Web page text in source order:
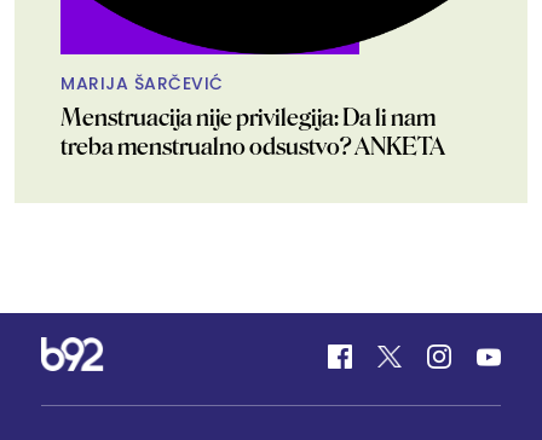
MARIJA ŠARČEVIĆ
Menstruacija nije privilegija: Da li nam
treba menstrualno odsustvo? ANKETA